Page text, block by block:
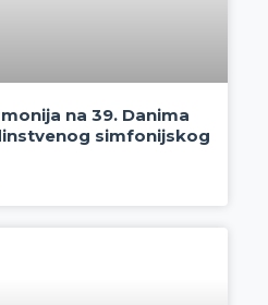
na 39. Danima
simfonijskog